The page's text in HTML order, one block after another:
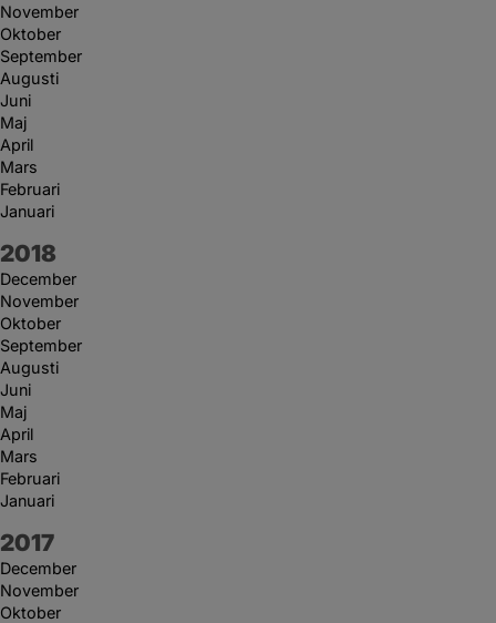
November
Oktober
September
Augusti
Juni
Maj
April
Mars
Februari
Januari
År:
2018
December
November
Oktober
September
Augusti
Juni
Maj
April
Mars
Februari
Januari
År:
2017
December
November
Oktober